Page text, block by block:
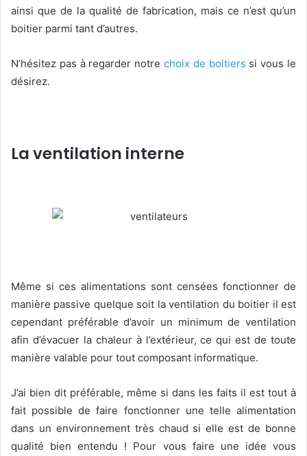
ainsi que de la qualité de fabrication, mais ce n’est qu’un
boitier parmi tant d’autres.
N’hésitez pas à regarder notre choix de boitiers si vous le
désirez.
La ventilation interne
Même si ces alimentations sont censées fonctionner de
manière passive quelque soit la ventilation du boitier il est
cependant préférable d’avoir un minimum de ventilation
afin d’évacuer la chaleur à l’extérieur, ce qui est de toute
manière valable pour tout composant informatique.
J’ai bien dit préférable, même si dans les faits il est tout à
fait possible de faire fonctionner une telle alimentation
dans un environnement très chaud si elle est de bonne
qualité bien entendu ! Pour vous faire une idée vous